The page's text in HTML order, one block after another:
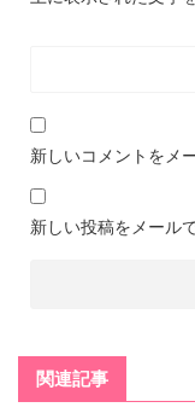
新しいコメントをメ
新しい投稿をメール
関連記事